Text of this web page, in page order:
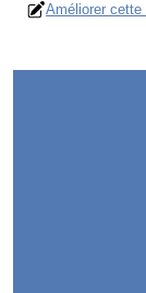
Améliorer cette